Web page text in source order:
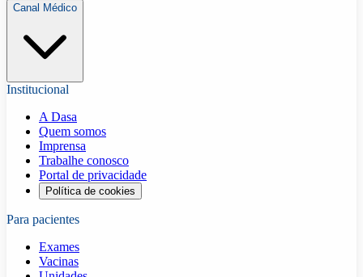
Canal Médico
Institucional
A Dasa
Quem somos
Imprensa
Trabalhe conosco
Portal de privacidade
Política de cookies
Para pacientes
Exames
Vacinas